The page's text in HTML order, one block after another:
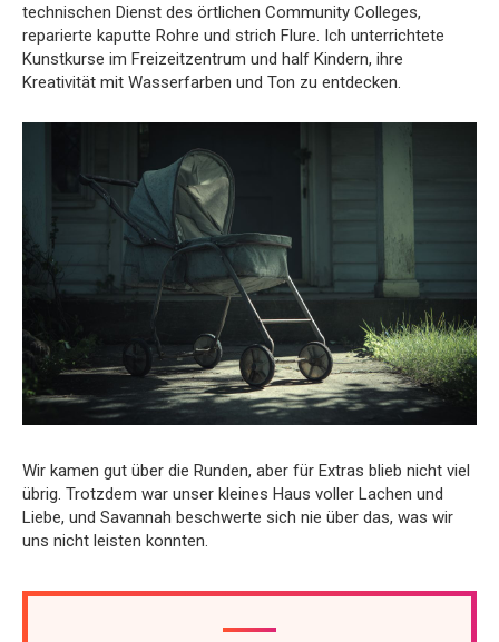
technischen Dienst des örtlichen Community Colleges,
reparierte kaputte Rohre und strich Flure. Ich unterrichtete
Kunstkurse im Freizeitzentrum und half Kindern, ihre
Kreativität mit Wasserfarben und Ton zu entdecken.
Wir kamen gut über die Runden, aber für Extras blieb nicht viel
übrig. Trotzdem war unser kleines Haus voller Lachen und
Liebe, und Savannah beschwerte sich nie über das, was wir
uns nicht leisten konnten.